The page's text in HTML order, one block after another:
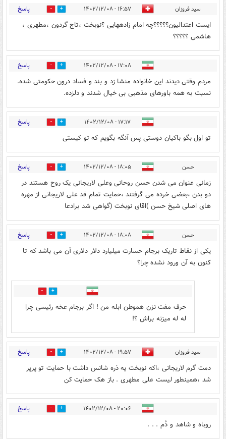
سید فروزان ۱۶:۵۷ - ۱۴۰۲/۱۲/۰۸ 28 پاسخ
ایست اعتدالیون؟؟؟؟؟چه امام زادههایی ؟نوبخت ،تاج گردون ،مطهری ،
هاشمی ؟؟؟؟؟
۱۷:۰۸ - ۱۴۰۲/۱۲/۰۸ 7 پاسخ
مردم وقتی دیدند این خانواده منشا زد و بند و فساد درون حکومتی شده.
نسبت به همه باورهای مذهبی بی خیال شدند و دلزده.
۱۷:۱۷ - ۱۴۰۲/۱۲/۰۸ 7 پاسخ
تو اول بگو باکیان دوستی پس آنگه بگویم که تو کیستی
حسن ۱۸:۰۵ - ۱۴۰۲/۱۲/۰۸ 14 پاسخ
زمانی عنوان می شدن حسن روحانی وعلی لاریجانی یک روح هستند در
دو بدن ،بعضی خرده می گرفتند ،حمایت تمام قد علی لاریجانی از مهره
های اصلی شیخ حسن )اقای نوبخت (گواهی شد برادعا
حسن ۱۸:۰۸ - ۱۴۰۲/۱۲/۰۸ 6 پاسخ
یکی از نقاط تاریک برجام خسارت میلیارد دلار دلاری آن می باشد که تا
کنون به آن ورود نشده چرا؟
0
حرف مفت نزن هموطن ابله من ! اگر برجام عخه رئیسی چرا
له له میزنه براش ؟!
سید فروزان ۱۹:۵۷ - ۱۴۰۲/۱۲/۰۸ 0 پاسخ
دمت گرم لاریجانی ،اکه نوبخت یه ذره شانس داشت با حمایت تو پرپر
شد ،همینطور لیست علی مطهری . باز هک حمایت کن
۲۰:۰۶ - ۱۴۰۲/۱۲/۰۸ 0 پاسخ
روباه و شاهد و دُم . . .